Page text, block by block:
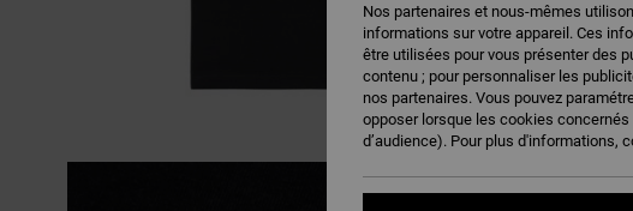
Nos partenaires et nous-mêmes
informations sur votre appareil. Ces
être utilisées pour vous présenter des
contenu ; pour personnaliser les
nos partenaires. Vous pouvez
opposer lorsque les cookies
d’audience). Pour plus d'informations,